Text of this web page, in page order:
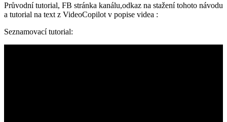
Průvodní tutorial, FB stránka kanálu,odkaz na stažení tohoto návodu
a tutorial na text z VideoCopilot v popise videa :
Seznamovací tutorial: